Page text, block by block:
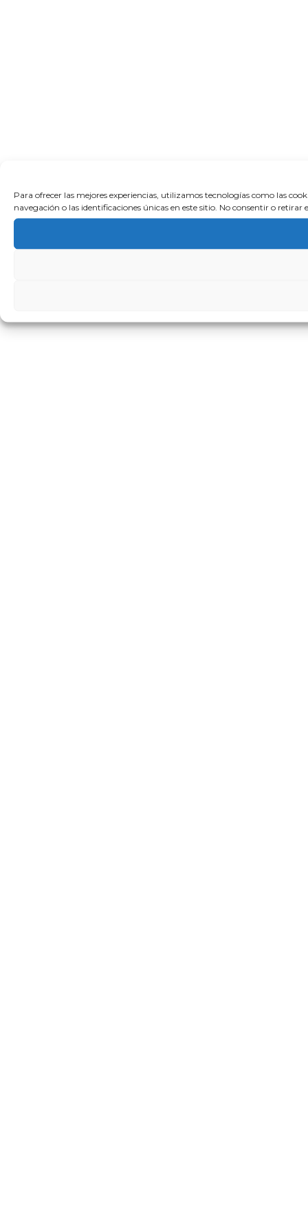
Para ofrecer las mejores experiencias, utilizamos tecnologías como las
navegación o las identificaciones únicas en este sitio. No consentir o